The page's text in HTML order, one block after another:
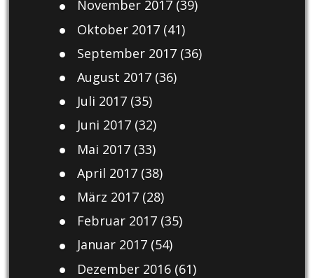
November 2017(39)
Oktober 2017(41)
September 2017(36)
August 2017(36)
Juli 2017(35)
Juni 2017(32)
Mai 2017(33)
April 2017(38)
März 2017(28)
Februar 2017(35)
Januar 2017(54)
Dezember 2016(61)